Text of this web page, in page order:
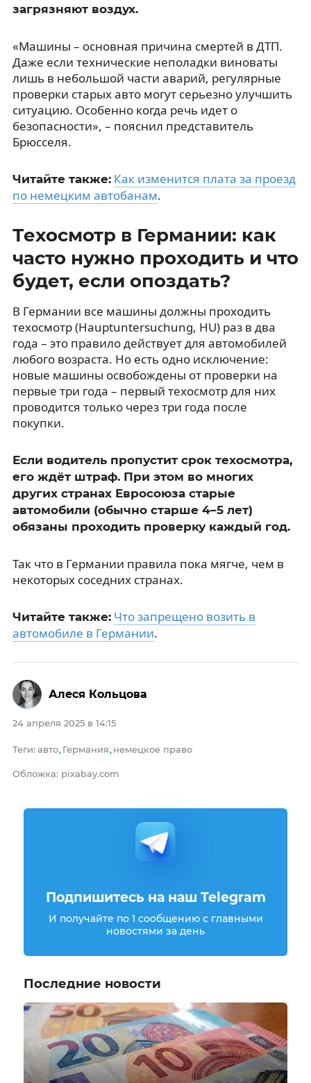
загрязняют воздух.
«Машины – основная причина смертей в ДТП.
Даже если технические неполадки виноваты
лишь в небольшой части аварий, регулярные
проверки старых авто могут серьезно улучшить
ситуацию. Особенно когда речь идет о
безопасности», – пояснил представитель
Брюсселя.
Читайте также: Как изменится плата за проезд
по немецким автобанам.
Техосмотр в Германии: как
часто нужно проходить и что
будет, если опоздать?
В Германии все машины должны проходить
техосмотр (Hauptuntersuchung, HU) раз в два
года – это правило действует для автомобилей
любого возраста. Но есть одно исключение:
новые машины освобождены от проверки на
первые три года – первый техосмотр для них
проводится только через три года после
покупки.
Если водитель пропустит срок техосмотра,
его ждёт штраф. При этом во многих
других странах Евросоюза старые
автомобили (обычно старше 4–5 лет)
обязаны проходить проверку каждый год.
Так что в Германии правила пока мягче, чем в
некоторых соседних странах.
Читайте также: Что запрещено возить в
автомобиле в Германии.
24 апреля 2025 в 14:15
Теги: авто, Германия, немецкое право
Обложка: pixabay.com
Алеся Кольцова
Подпишитесь на наш Telegram
И получайте по 1 сообщению с главными
новостями за день
Последние новости